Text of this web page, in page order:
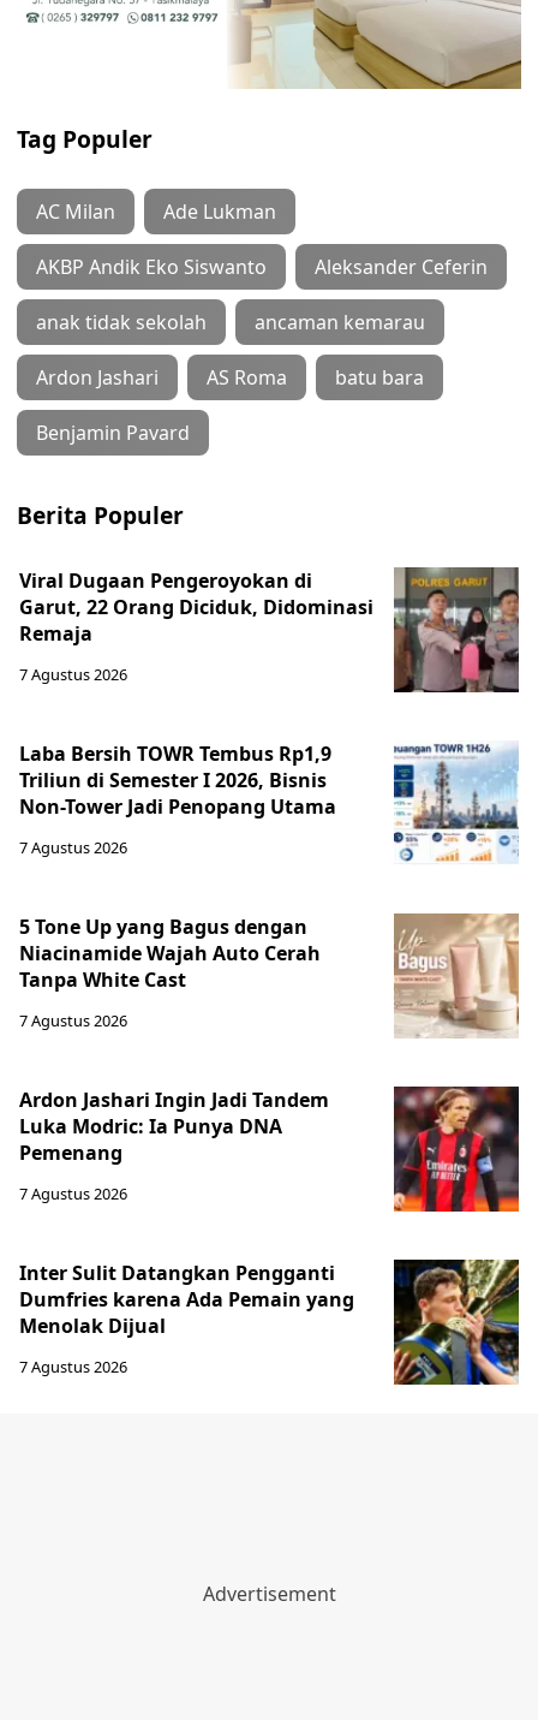
Tag Populer
AC Milan Ade Lukman
AKBP Andik Eko Siswanto Aleksander Ceferin
anak tidak sekolah ancaman kemarau
Ardon Jashari AS Roma batu bara
Benjamin Pavard
Berita Populer
Viral Dugaan Pengeroyokan di
Garut, 22 Orang Diciduk, Didominasi
Remaja
7 Agustus 2026
Laba Bersih TOWR Tembus Rp1,9
Triliun di Semester I 2026, Bisnis
Non-Tower Jadi Penopang Utama
7 Agustus 2026
5 Tone Up yang Bagus dengan
Niacinamide Wajah Auto Cerah
Tanpa White Cast
7 Agustus 2026
Ardon Jashari Ingin Jadi Tandem
Luka Modric: Ia Punya DNA
Pemenang
7 Agustus 2026
Inter Sulit Datangkan Pengganti
Dumfries karena Ada Pemain yang
Menolak Dijual
7 Agustus 2026